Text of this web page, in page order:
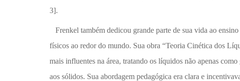
3].
Frenkel também dedicou grande parte de sua vida ao
físicos ao redor do mundo. Sua obra “Teoria Cinética dos
mais influentes na área, tratando os líquidos não apenas
aos sólidos. Sua abordagem pedagógica era clara e